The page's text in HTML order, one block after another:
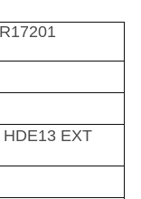
EXT